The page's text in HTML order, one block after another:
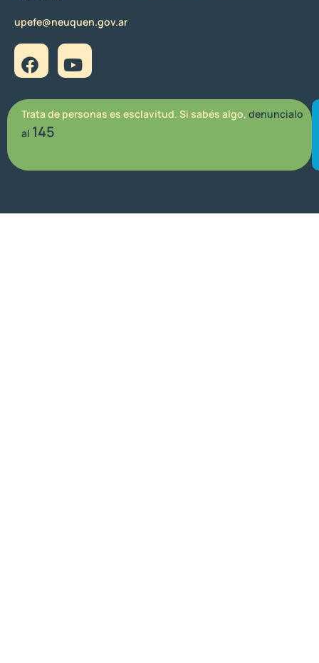
upefe@neuquen.gov.ar
Trata de personas es esclavitud. Si sabés algo, denuncialo
al 145